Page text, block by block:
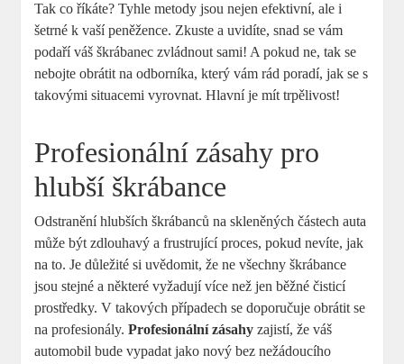
Tak co‍ říkáte? Tyhle metody jsou nejen⁤ efektivní, ale i
šetrné k vaší peněžence. Zkuste a ⁢uvidíte, snad se vám
podaří ⁤váš škrábanec zvládnout sami! A ⁢pokud ne, tak se
nebojte ​obrátit⁣ na odborníka, který vám rád poradí, jak se ​s
⁣takovými‌ situacemi vyrovnat. Hlavní je mít trpělivost!
Profesionální zásahy pro ​
hlubší‍ škrábance
Odstranění hlubších škrábanců na‍ skleněných částech auta
může být ⁣zdlouhavý​ a‍ frustrující proces, pokud nevíte, ⁢jak
na‍ to. Je důležité si uvědomit, že ‌ne⁣ všechny škrábance
jsou stejné a některé vyžadují více než jen běžné⁣ čisticí
prostředky. V takových případech se doporučuje obrátit se
na profesionály.Profesionální zásahy zajistí, že váš
automobil bude vypadat jako nový bez nežádoucího